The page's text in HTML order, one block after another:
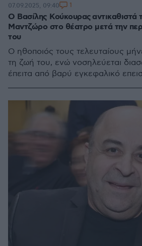
Ο Βασίλης Κούκουρας αντικαθιστά
Μαντζώρο στο θέατρο μετά την
του
Ο ηθοποιός τους τελευταίους
τη ζωή του, ενώ νοσηλεύεται
έπειτα από βαρύ εγκεφαλικό
07.09.2025, 09:40 1